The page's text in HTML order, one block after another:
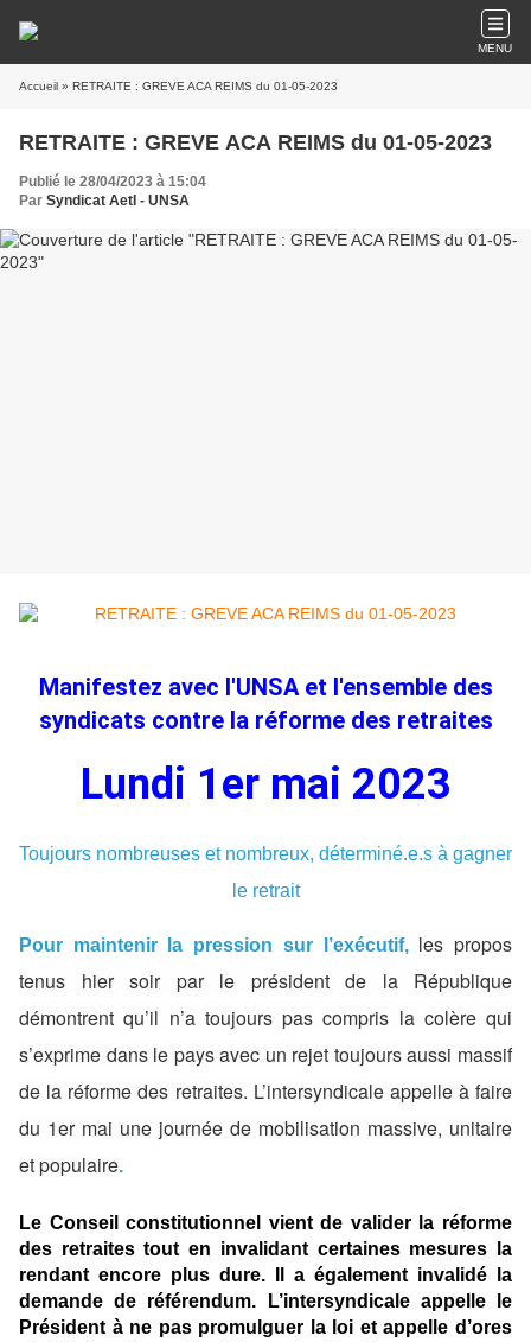
MENU
Accueil » RETRAITE : GREVE ACA REIMS du 01-05-2023
RETRAITE : GREVE ACA REIMS du 01-05-2023
Publié le 28/04/2023 à 15:04
Par Syndicat AetI - UNSA
Manifestez avec l'UNSA et l'ensemble des
syndicats contre la réforme des retraites
Lundi 1er mai 2023
Toujours nombreuses et nombreux, déterminé.e.s à gagner
le retrait
Pour maintenir la pression sur l’exécutif, les propos
tenus hier soir par le président de la République
démontrent qu’il n’a toujours pas compris la colère qui
s’exprime dans le pays avec un rejet toujours aussi massif
de la réforme des retraites. L’intersyndicale appelle à faire
du 1er mai une journée de mobilisation massive, unitaire
et populaire.
Le Conseil constitutionnel vient de valider la réforme
des retraites tout en invalidant certaines mesures la
rendant encore plus dure. Il a également invalidé la
demande de référendum. L’intersyndicale appelle le
Président à ne pas promulguer la loi et appelle d’ores